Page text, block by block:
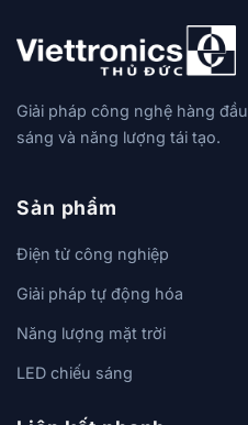
Giải pháp công nghệ hàng
sáng và năng lượng tái tạo.
Sản phẩm
Điện tử công nghiệp
Giải pháp tự động hóa
Năng lượng mặt trời
LED chiếu sáng